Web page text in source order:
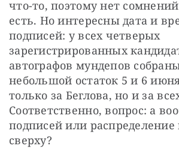
что-то, поэтому нет
есть. Но интересны дата и
подписей: у всех четверых
зарегистрированных
автографов мундепов
небольшой остаток 5 и 6
только за Беглова, но и за
Соответственно, вопрос: а
подписей или распределение
сверху?